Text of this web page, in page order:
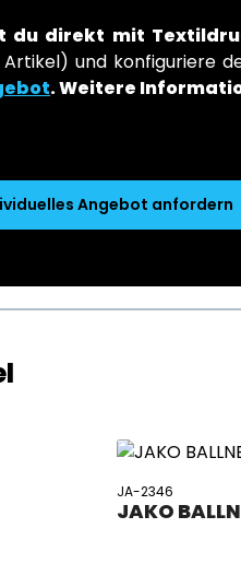
du direkt mit
und konfiguriere
.Weitere
Angebot anfordern
JA-2346
JAKO